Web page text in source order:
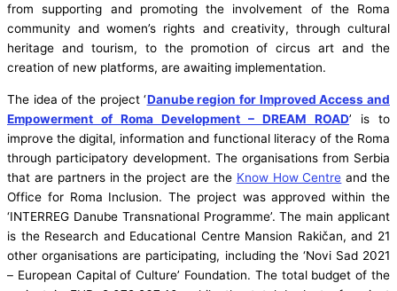
from supporting and promoting the involvement of the Roma
community and women’s rights and creativity, through cultural
heritage and tourism, to the promotion of circus art and the
creation of new platforms, are awaiting implementation.
The idea of ​​the project ‘Danube region for Improved Access and
Empowerment of Roma Development – DREAM ROAD’ is to
improve the digital, information and functional literacy of the Roma
through participatory development. The organisations from Serbia
that are partners in the project are the Know How Centre and the
Office for Roma Inclusion. The project was approved within the
‘INTERREG Danube Transnational Programme’. The main applicant
is the Research and Educational Centre Mansion Rakičan, and 21
other organisations are participating, including the ‘Novi Sad 2021
– European Capital of Culture’ Foundation. The total budget of the